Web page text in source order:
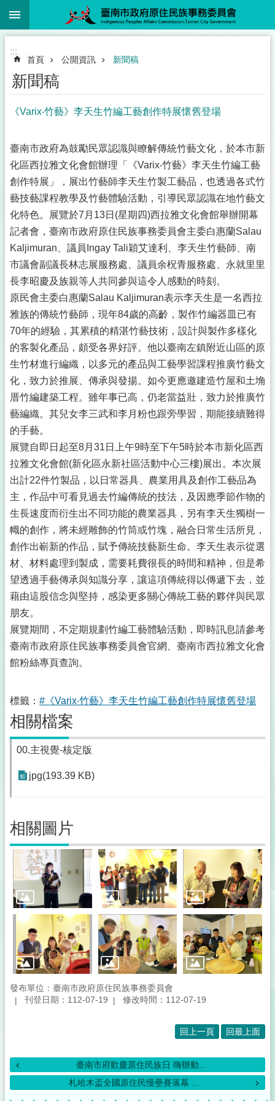
跳到主要內容區塊
:::
首頁 公開資訊 新聞稿
新聞稿
《Varix‧竹藝》李天生竹編工藝創作特展懷舊登場
臺南市政府為鼓勵民眾認識與瞭解傳統竹藝文化，於本市新
化區西拉雅文化會館辦理「《Varix‧竹藝》李天生竹編工藝
創作特展」，展出竹藝師李天生竹製工藝品，也透過各式竹
藝技藝課程教學及竹藝體驗活動，引導民眾認識在地竹藝文
化特色。展覽於7月13日(星期四)西拉雅文化會館舉辦開幕
記者會，臺南市政府原住民族事務委員會主委白惠蘭Salau
Kaljimuran、議員Ingay Tali穎艾達利、李天生竹藝師、南
市議會副議長林志展服務處、議員余柷青服務處、永就里里
長李昭慶及族親等人共同參與這令人感動的時刻。
原民會主委白惠蘭Salau Kaljimuran表示李天生是一名西拉
雅族的傳統竹藝師，現年84歲的高齡，製作竹編器皿已有
70年的經驗，其累積的精湛竹藝技術，設計與製作多樣化
的客製化產品，頗受各界好評。他以臺南左鎮附近山區的原
生竹材進行編織，以多元的產品與工藝學習課程推廣竹藝文
化，致力於推展、傳承與發揚。如今更應邀建造竹屋和土埆
厝竹編建築工程。雖年事已高，仍老當益壯，致力於推廣竹
藝編織。其兒女李三武和李月粉也跟旁學習，期能接續難得
的手藝。
展覽自即日起至8月31日上午9時至下午5時於本市新化區西
拉雅文化會館(新化區永新社區活動中心三樓)展出。本次展
出計22件竹製品，以日常器具、農業用具及創作工藝品為
主，作品中可看見過去竹編傳統的技法，及因應季節作物的
生長速度而衍生出不同功能的農業器具，另有李天生獨樹一
幟的創作，將未經雕飾的竹筒或竹塊，融合日常生活所見，
創作出嶄新的作品，賦予傳統技藝新生命。李天生表示從選
材、材料處理到製成，需要耗費很長的時間和精神，但是希
望透過手藝傳承與知識分享，讓這項傳統得以傳遞下去，並
藉由這股信念與堅持，感染更多關心傳統工藝的夥伴與民眾
朋友。
展覽期間，不定期規劃竹編工藝體驗活動，即時訊息請參考
臺南市政府原住民族事務委員會官網、臺南市西拉雅文化會
館粉絲專頁查詢。
標籤： #《Varix‧竹藝》李天生竹編工藝創作特展懷舊登場
相關檔案
00.主視覺-核定版
jpg(193.39 KB)
相關圖片
發布單位：臺南市政府原住民族事務委員會
刊登日期：112-07-19
修改時間：112-07-19
回上一頁 回最上面
臺南市府歡慶原住民族日 嗨辦動...
札哈木盃全國原住民慢壘賽落幕 ...